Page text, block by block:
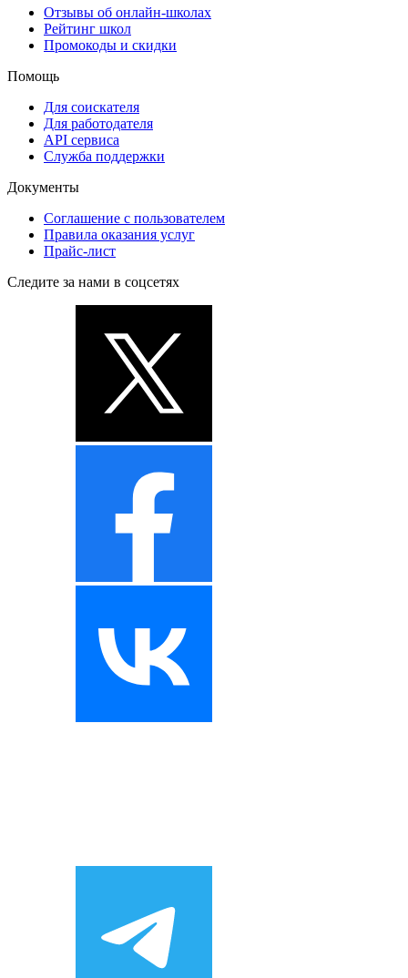
Отзывы об онлайн-школах
Рейтинг школ
Промокоды и скидки
Помощь
Для соискателя
Для работодателя
API сервиса
Служба поддержки
Документы
Соглашение с пользователем
Правила оказания услуг
Прайс-лист
Следите за нами в соцсетях